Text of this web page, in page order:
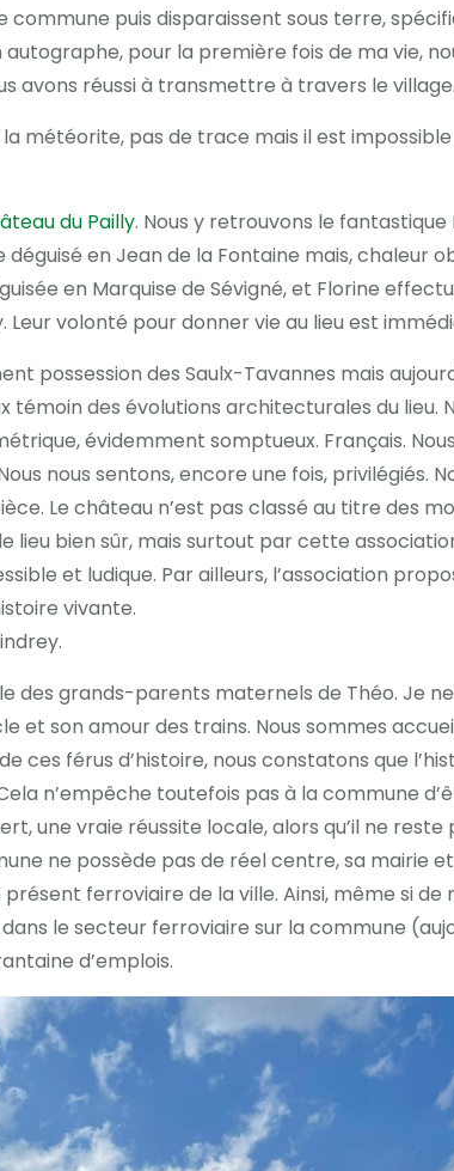
puis disparaissent sous terre,
pour la première fois de ma vie,
réussi à transmettre à travers le village.
météorite, pas de trace mais il est
du Pailly. Nous y retrouvons le fantastique
en Jean de la Fontaine mais, chaleur
en Marquise de Sévigné, et Florine
Leur volonté pour donner vie au lieu est
possession des Saulx-Tavannes mais
témoin des évolutions architecturales du
évidemment somptueux. Français.
nous sentons, encore une fois, privilégiés.
Le château n’est pas classé au titre des
lieu bien sûr, mais surtout par cette
et ludique. Par ailleurs, l’association
vivante.
des grands-parents maternels de Théo. Je
et son amour des trains. Nous sommes
ces férus d’histoire, nous constatons que
n’empêche toutefois pas à la commune
une vraie réussite locale, alors qu’il ne
ne possède pas de réel centre, sa mairie
ferroviaire de la ville. Ainsi, même si
le secteur ferroviaire sur la commune
d’emplois.